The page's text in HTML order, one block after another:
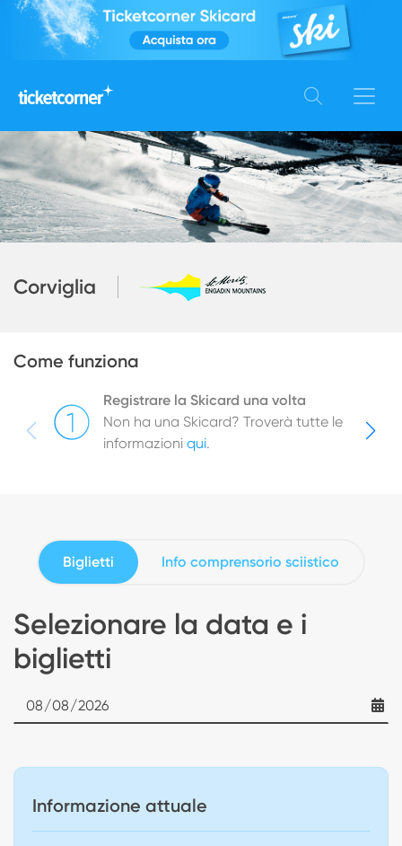
Corviglia
Come funziona
Registrare la Skicard una volta
Non ha una Skicard? Troverà tutte le
informazioni qui.
Selezionare la data e i
biglietti
Date
Biglietti Info comprensorio sciistico
Informazione attuale